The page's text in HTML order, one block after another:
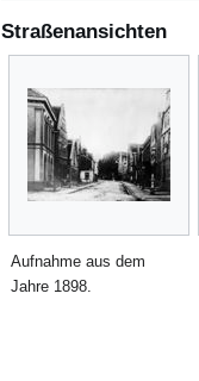
Straßenansichten
Aufnahme aus dem
Jahre 1898.